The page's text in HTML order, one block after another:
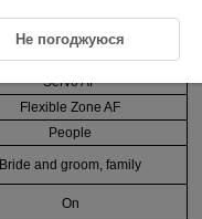
Servo AF
Flexible Zone AF
People
Bride and groom, family
On
Не погоджуюся